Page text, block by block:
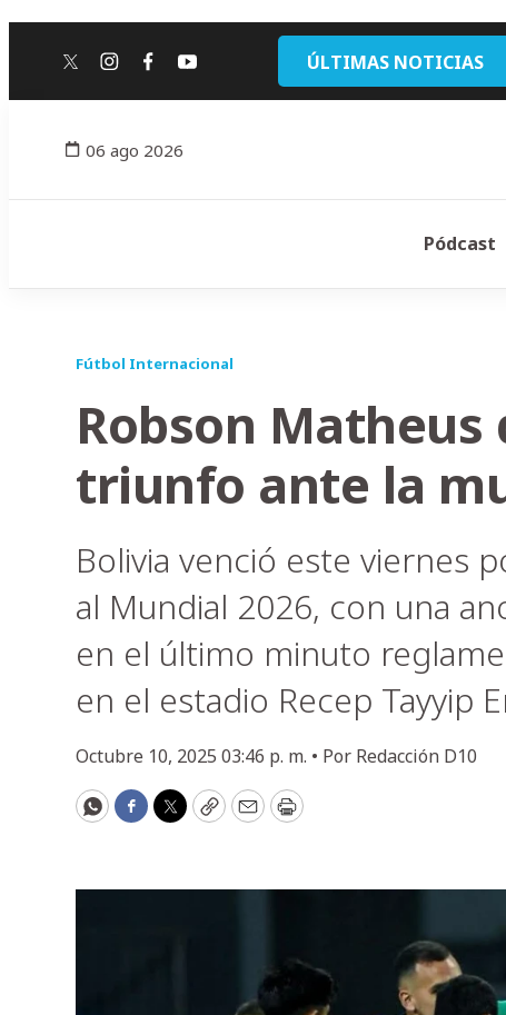
twitterinstagram
facebook
youtube ÚLTIMAS NOTICIAS
06 ago 2026
Pódcast
Fútbol Internacional
Robson Matheus
triunfo ante la
Bolivia venció este viernes
al Mundial 2026, con una
en el último minuto
en el estadio Recep Tayyip
Octubre 10, 2025 03:46 p. m. • Por Redacción D10
WhatsApp
Facebook
Twitter
CopyEmailPrint